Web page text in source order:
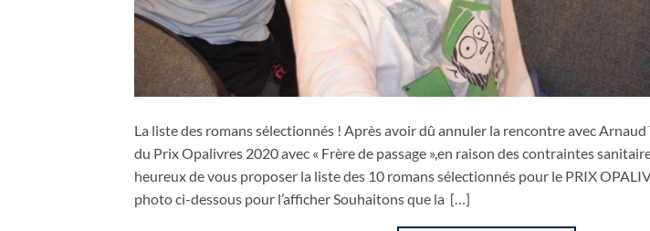
La liste des romans sélectionnés ! Après avoir dû annuler la rencontre avec
du Prix Opalivres 2020 avec « Frère de passage »,en raison des contraintes
heureux de vous proposer la liste des 10 romans sélectionnés pour le PRIX
photo ci-dessous pour l’afficher Souhaitons que la […]